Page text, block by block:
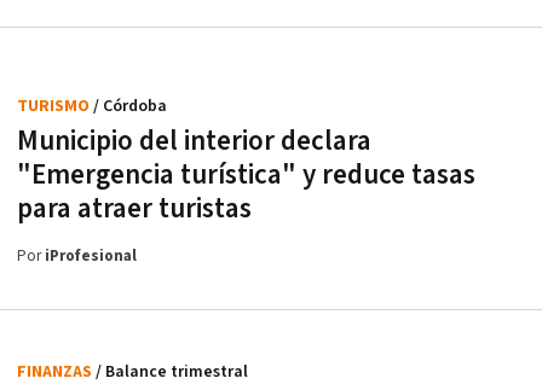
Municipio del interior declara
"Emergencia turística" y reduce tasas
para atraer turistas
TURISMO / Córdoba
PoriProfesional
FINANZAS / Balance trimestral